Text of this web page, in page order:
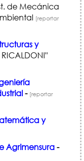
de Mecánica
[reportar
y
RICALDONI"
- [reportar
y
Agrimensura-